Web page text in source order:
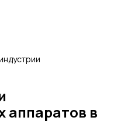
аппаратов в